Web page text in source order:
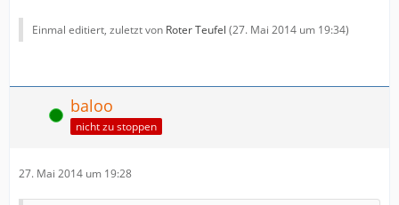
Einmal editiert, zuletzt von Roter Teufel (27. Mai 2014 um 19:34)
Online baloo
nicht zu stoppen
27. Mai 2014 um 19:28